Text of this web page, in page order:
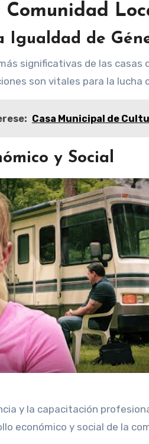
Igualdad de
más significativas de las
son vitales para la lucha
Casa Municipal de
y Social
y la capacitación
económico y social de la